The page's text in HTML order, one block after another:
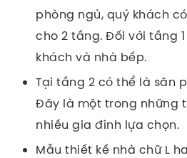
phòng ngủ, quý khách
cho 2 tầng. Đối với tầng
khách và nhà bếp.
Tại tầng 2 có thể là sân
Đây là một trong những
nhiều gia đình lựa chọn.
Mẫu thiết kế nhà chữ L